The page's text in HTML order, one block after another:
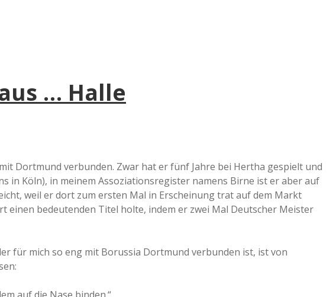
… Halle
Dortmund verbunden. Zwar hat er fünf Jahre bei Hertha gespielt und
in Köln), in meinem Assoziationsregister namens Birne ist er aber auf
weil er dort zum ersten Mal in Erscheinung trat auf dem Markt
einen bedeutenden Titel holte, indem er zwei Mal Deutscher Meister
für mich so eng mit Borussia Dortmund verbunden ist, ist von
auf die Nase binden.“